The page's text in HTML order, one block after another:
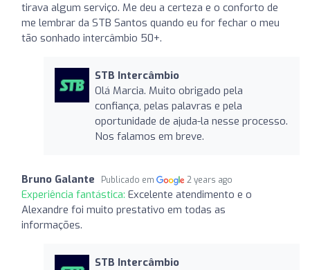
tirava algum serviço. Me deu a certeza e o conforto de
me lembrar da STB Santos quando eu for fechar o meu
tão sonhado intercâmbio 50+.
STB Intercâmbio
Olá Marcia. Muito obrigado pela
confiança, pelas palavras e pela
oportunidade de ajuda-la nesse processo.
Nos falamos em breve.
Bruno Galante Publicado em 2 years ago
Experiência fantástica: Excelente atendimento e o
Alexandre foi muito prestativo em todas as
informações.
STB Intercâmbio